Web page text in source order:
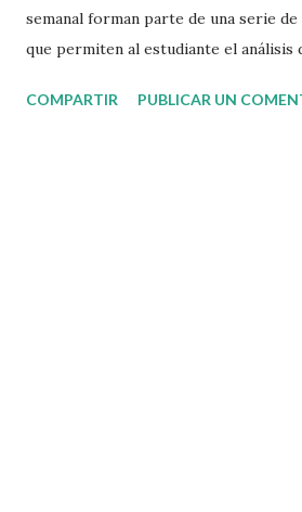
semanal forman parte de una serie
que permiten al estudiante el análisis
niños podrán relacionar aquellos
COMPARTIR PUBLICAR UN